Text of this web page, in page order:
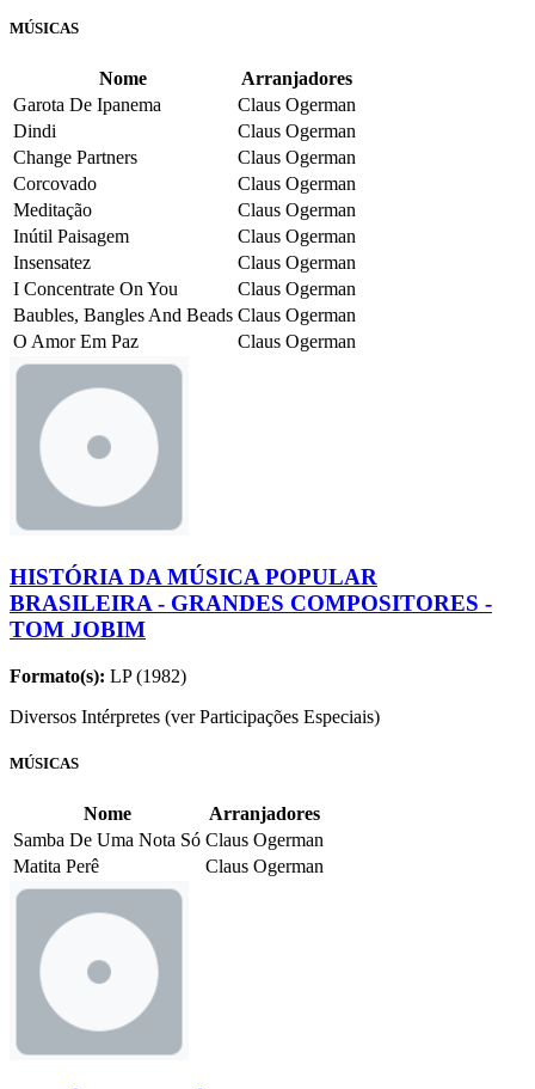
MÚSICAS
Nome
Arranjadores
Garota De Ipanema
Claus Ogerman
Dindi
Claus Ogerman
Change Partners
Claus Ogerman
Corcovado
Claus Ogerman
Meditação
Claus Ogerman
Inútil Paisagem
Claus Ogerman
Insensatez
Claus Ogerman
I Concentrate On You
Claus Ogerman
Baubles, Bangles And Beads Claus Ogerman
O Amor Em Paz
Claus Ogerman
HISTÓRIA DA MÚSICA POPULAR
BRASILEIRA - GRANDES COMPOSITORES -
TOM JOBIM
Formato(s): LP (1982)
Diversos Intérpretes (ver Participações Especiais)
MÚSICAS
Nome
Arranjadores
Samba De Uma Nota Só Claus Ogerman
Matita Perê
Claus Ogerman